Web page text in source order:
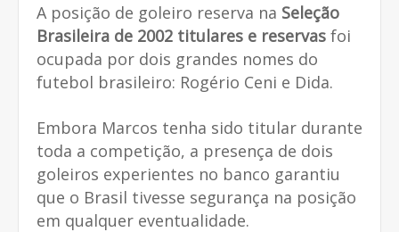
A posição de goleiro reserva na Seleção
Brasileira de 2002 titulares e reservas foi
ocupada por dois grandes nomes do
futebol brasileiro: Rogério Ceni e Dida.
Embora Marcos tenha sido titular durante
toda a competição, a presença de dois
goleiros experientes no banco garantiu
que o Brasil tivesse segurança na posição
em qualquer eventualidade.